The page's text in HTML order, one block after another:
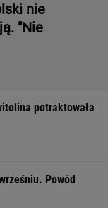
nie
"Nie
potraktowała
Powód